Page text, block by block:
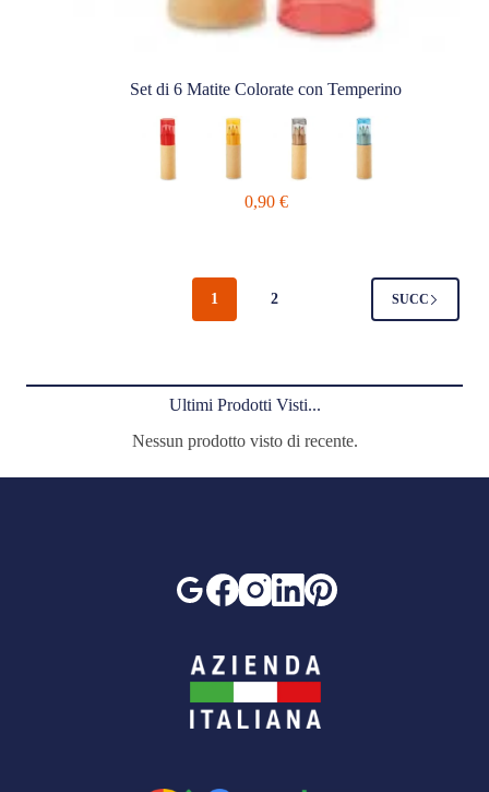
Set di 6 Matite Colorate con Temperino
0,90 €
1 2 SUCC
Ultimi Prodotti Visti...
Nessun prodotto visto di recente.